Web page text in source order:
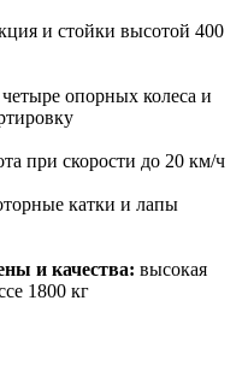
и стойки высотой 400
четыре опорных колеса и
при скорости до 20 км/ч
катки и лапы
и качества: высокая
1800 кг